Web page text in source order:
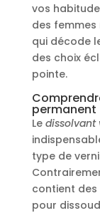
vos
des
qui décode
des choix
pointe.
permanent
Le
type de
contient
pour